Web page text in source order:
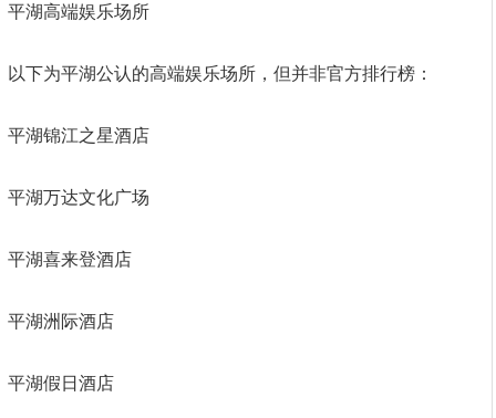
平湖高端娱乐场所
以下为平湖公认的高端娱乐场所，但并非官方排行榜：
平湖锦江之星酒店
平湖万达文化广场
平湖喜来登酒店
平湖洲际酒店
平湖假日酒店